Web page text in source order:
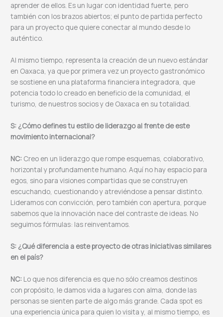
aprender de ellos. Es un lugar con identidad fuerte, pero
también con los brazos abiertos; el punto de partida perfecto
para un proyecto que quiere conectar al mundo desde lo
auténtico.
Al mismo tiempo, representa la creación de un nuevo estándar
en Oaxaca, ya que por primera vez un proyecto gastronómico
se sostiene en una plataforma financiera integradora, que
potencia todo lo creado en beneficio de la comunidad, el
turismo, de nuestros socios y de Oaxaca en su totalidad.
S: ¿Cómo defines tu estilo de liderazgo al frente de este
movimiento internacional?
NC: Creo en un liderazgo que rompe esquemas, colaborativo,
horizontal y profundamente humano. Aquí no hay espacio para
egos, sino para visiones compartidas que se construyen
escuchando, cuestionando y atreviéndose a pensar distinto.
Lideramos con convicción, pero también con apertura, porque
sabemos que la innovación nace del contraste de ideas. No
seguimos fórmulas: las reinventamos.
S: ¿Qué diferencia a este proyecto de otras iniciativas similares
en el país?
NC: Lo que nos diferencia es que no sólo creamos destinos
con propósito, le damos vida a lugares con alma, donde las
personas se sienten parte de algo más grande. Cada spot es
una experiencia única para quien lo visita y, al mismo tiempo, es